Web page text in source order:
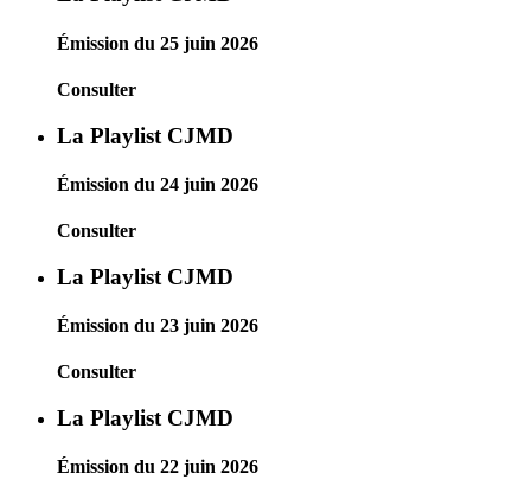
Émission du 25 juin 2026
Consulter
La Playlist CJMD
Émission du 24 juin 2026
Consulter
La Playlist CJMD
Émission du 23 juin 2026
Consulter
La Playlist CJMD
Émission du 22 juin 2026